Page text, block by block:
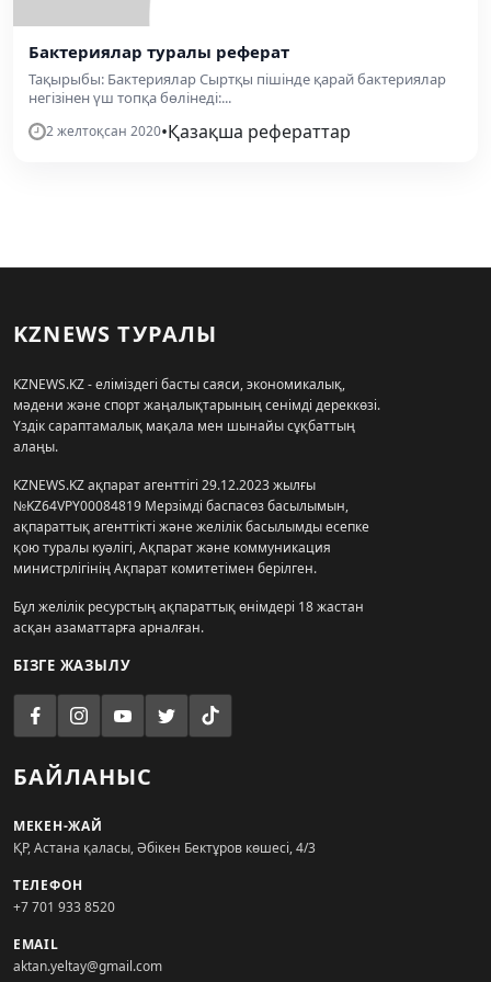
Бактериялар туралы реферат
Тақырыбы: Бактериялар Сыртқы пішінде қарай бактериялар
негізінен үш топқа бөлінеді:...
2 желтоқсан 2020•Қазақша рефераттар
KZNEWS ТУРАЛЫ
KZNEWS.KZ - еліміздегі басты саяси, экономикалық,
мәдени және спорт жаңалықтарының сенімді дереккөзі.
Үздік сараптамалық мақала мен шынайы сұқбаттың
алаңы.
KZNEWS.KZ ақпарат агенттігі 29.12.2023 жылғы
№KZ64VPY00084819 Мерзімді баспасөз басылымын,
ақпараттық агенттікті және желілік басылымды есепке
қою туралы куәлігі, Ақпарат және коммуникация
министрлігінің Ақпарат комитетімен берілген.
Бұл желілік ресурстың ақпараттық өнімдері 18 жастан
асқан азаматтарға арналған.
БІЗГЕ ЖАЗЫЛУ
БАЙЛАНЫС
МЕКЕН-ЖАЙ
ҚР, Астана қаласы, Әбікен Бектұров көшесі, 4/3
ТЕЛЕФОН
+7 701 933 8520
EMAIL
aktan.yeltay@gmail.com